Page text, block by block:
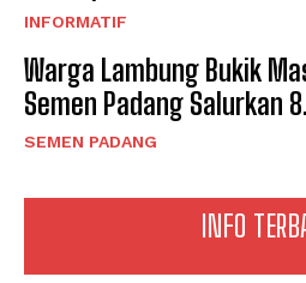
INFO
INFORMATIF
Warga Lambung Bukik
Semen Padang Salurkan
SEMEN PADANG